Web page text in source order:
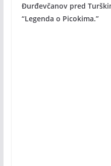
Đurđevčanov pred
“Legenda o Picokima.”